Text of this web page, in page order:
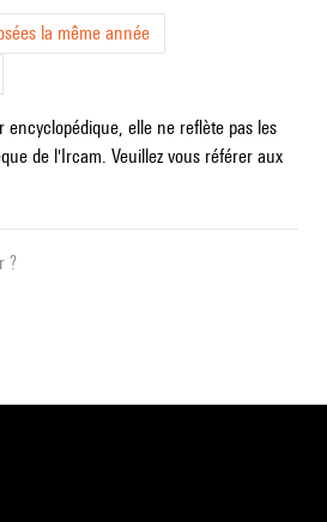
la même année
elle ne reflète pas les
de l'Ircam. Veuillez vous référer aux
?